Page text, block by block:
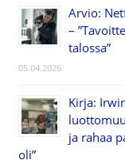
Arvio:
–
talossa”
05.04.2026
Kirja:
ja rahaa
oli”